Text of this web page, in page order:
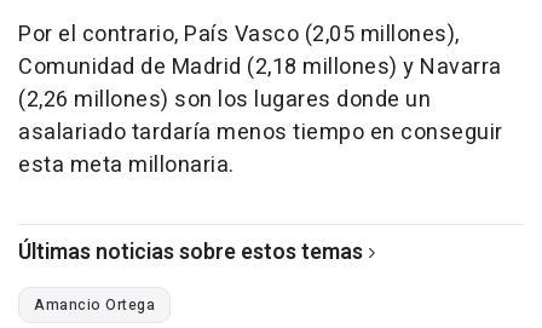
Por el contrario, País Vasco (2,05 millones),
Comunidad de Madrid (2,18 millones) y Navarra
(2,26 millones) son los lugares donde un
asalariado tardaría menos tiempo en conseguir
esta meta millonaria.
Últimas noticias sobre estos temas
Amancio Ortega